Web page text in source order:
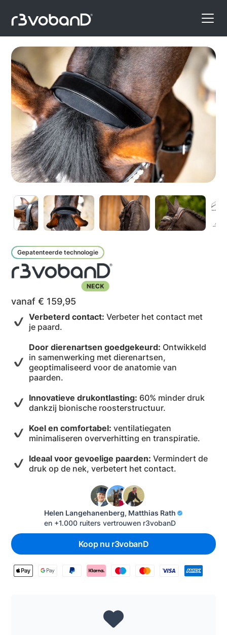
Gepatenteerde technologie
vanaf € 159,95
Verbeterd contact:Verbeter het contact met
je paard.
Door dierenartsen goedgekeurd: Ontwikkeld
in samenwerking met dierenartsen,
geoptimaliseerd voor de anatomie van
paarden.
Innovatieve drukontlasting: 60% minder druk
dankzij bionische roosterstructuur.
Koel en comfortabel:ventilatiegaten
minimaliseren oververhitting en transpiratie.
Ideaal voor gevoelige paarden:Vermindert de
druk op de nek, verbetert het contact.
Helen Langehanenberg, Matthias Rath
en +1.000 ruiters vertrouwen r3vobanD
Koop nu r3vobanD
